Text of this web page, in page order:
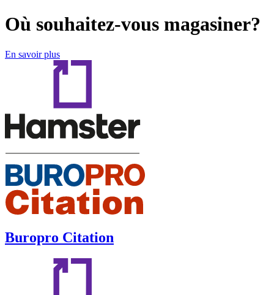
Où souhaitez-vous magasiner?
En savoir plus
Buropro Citation